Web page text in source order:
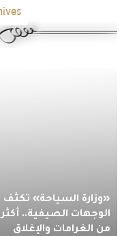
«وزارة السياحة» تكثّف
من الغرامات والإغلاق